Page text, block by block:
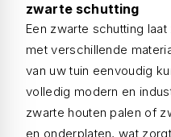
zwarte schutting
Een zwarte schutting
met verschillende
van uw tuin eenvoudig
volledig modern en
zwarte houten palen of
en onderplaten, wat